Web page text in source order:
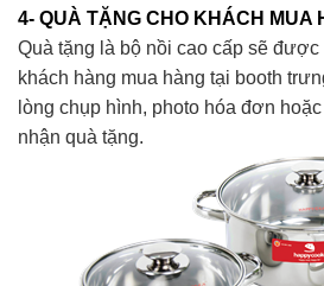
4- QUÀ TẶNG CHO KHÁCH MUA
Quà tặng là bộ nồi cao cấp sẽ
khách hàng mua hàng tại booth
lòng chụp hình, photo hóa đơn
nhận quà tặng.